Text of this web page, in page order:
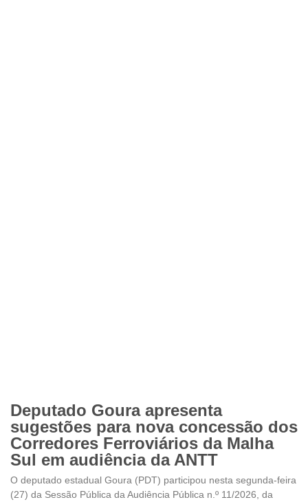
Deputado Goura apresenta
sugestões para nova concessão dos
Corredores Ferroviários da Malha
Sul em audiência da ANTT
O deputado estadual Goura (PDT) participou nesta segunda-feira
(27) da Sessão Pública da Audiência Pública n.º 11/2026, da